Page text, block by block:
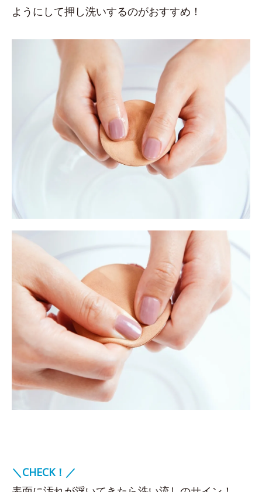
ようにして押し洗いするのがおすすめ！
＼CHECK！／